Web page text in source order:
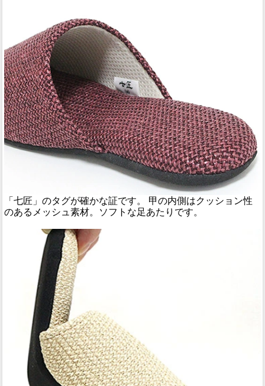
「七匠」のタグが確かな証です。 甲の内側はクッション性
のあるメッシュ素材。ソフトな足あたりです。